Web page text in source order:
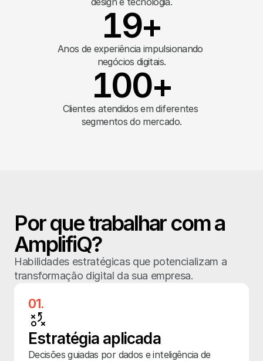
19+
Anos de experiência impulsionando
negócios digitais.
100+
Clientes atendidos em diferentes
segmentos do mercado.
Por que trabalhar com a
AmplifiQ?
Habilidades estratégicas que potencializam a
transformação digital da sua empresa.
01.
Estratégia aplicada
Decisões guiadas por dados e inteligência de